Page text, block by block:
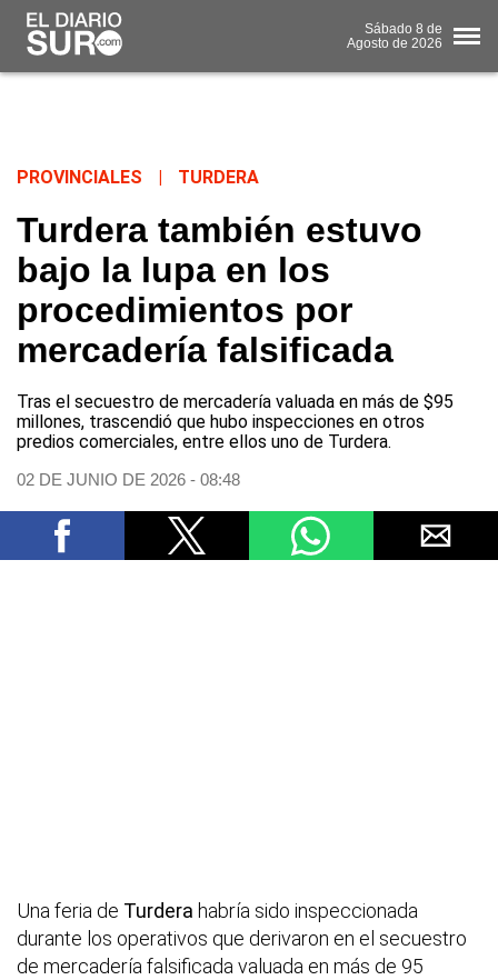
Sábado 8 de
Agosto de 2026
PROVINCIALES TURDERA
Turdera también estuvo
bajo la lupa en los
procedimientos por
mercadería falsificada
Tras el secuestro de mercadería valuada en más de $95
millones, trascendió que hubo inspecciones en otros
predios comerciales, entre ellos uno de Turdera.
02 DE JUNIO DE 2026 - 08:48
Una feria de Turdera habría sido inspeccionada
durante los operativos que derivaron en el secuestro
de mercadería falsificada valuada en más de 95